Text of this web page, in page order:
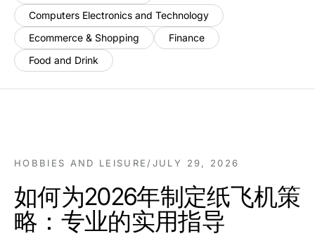
Computers Electronics and Technology
Ecommerce & Shopping
Finance
Food and Drink
HOBBIES AND LEISURE /JULY 29, 2026
如何为2026年制定纸飞机策
略：专业的实用指导